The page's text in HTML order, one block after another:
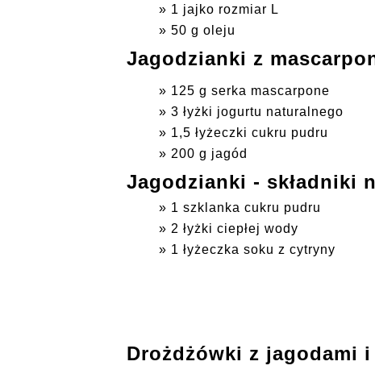
1 jajko rozmiar L
50 g oleju
Jagodzianki z
125 g serka mascarpone
3 łyżki jogurtu naturalnego
1,5 łyżeczki cukru pudru
200 g jagód
Jagodzianki - składniki
1 szklanka cukru pudru
2 łyżki ciepłej wody
1 łyżeczka soku z cytryny
Drożdżówki z jagodami